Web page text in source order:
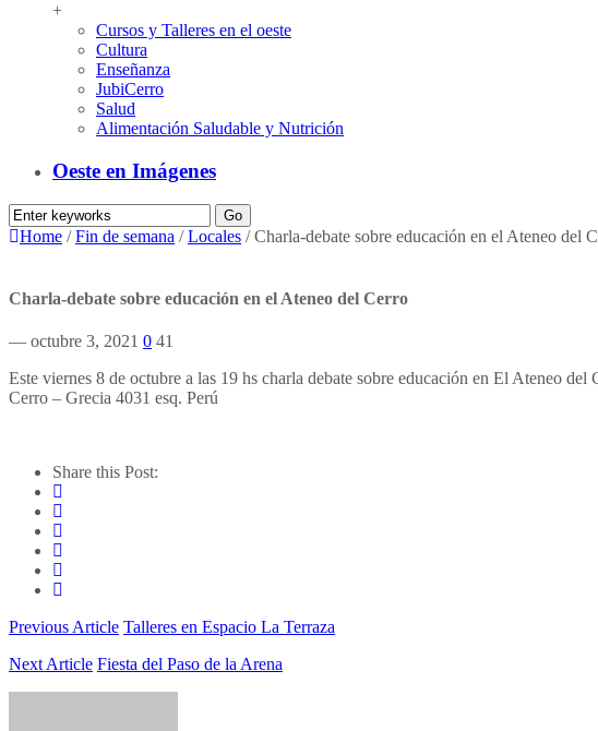
+
Cursos y Talleres en el oeste
Cultura
Enseñanza
JubiCerro
Salud
Alimentación Saludable y Nutrición
Oeste en Imágenes
Home /Fin de semana /Locales /Charla-debate sobre educación en el Ateneo del
Charla-debate sobre educación en el Ateneo del Cerro
— octubre 3, 2021 0 41
Este viernes 8 de octubre a las 19 hs charla debate sobre educación en El Ateneo
Cerro – Grecia 4031 esq. Perú
Share this Post:
Previous Article Talleres en Espacio La Terraza
Next Article Fiesta del Paso de la Arena